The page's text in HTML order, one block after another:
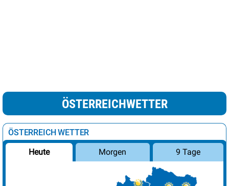
ÖSTERREICHWETTER
ÖSTERREICH WETTER
Heute Morgen 9 Tage